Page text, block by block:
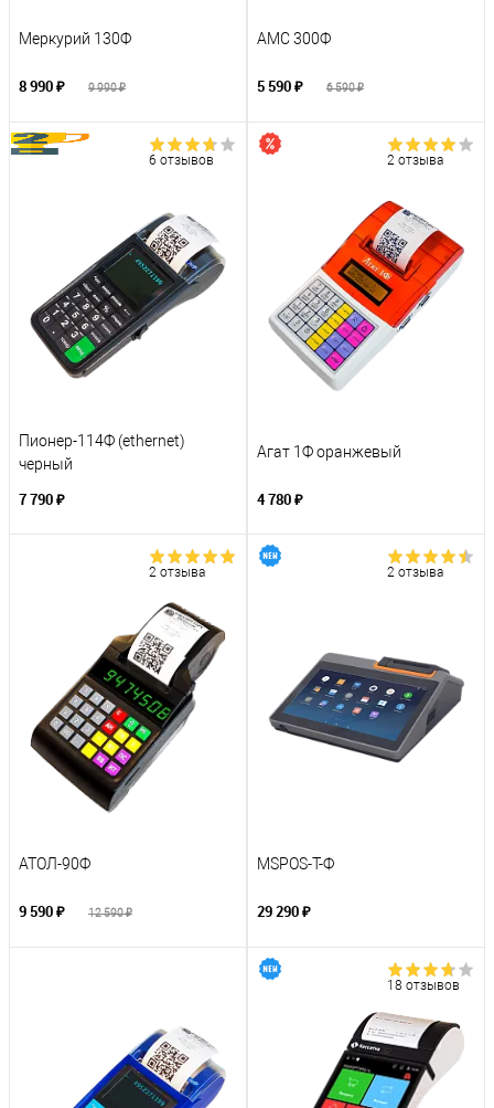
Меркурий 130Ф
8 990 ₽ 9 990 ₽
АМС 300Ф
5 590 ₽ 6 590 ₽
6 отзывов
Пионер-114Ф (ethernet)
черный
7 790 ₽
2 отзыва
Агат 1Ф оранжевый
4 780 ₽
2 отзыва
АТОЛ-90Ф
9 590 ₽ 12 590 ₽
2 отзыва
MSPOS-T-Ф
29 290 ₽
18 отзывов